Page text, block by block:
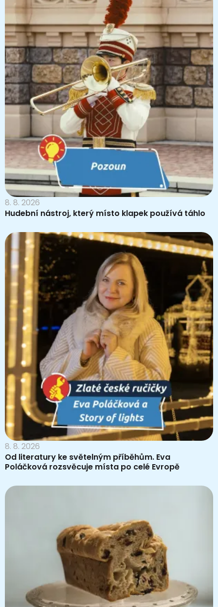
8. 8. 2026
Hudební nástroj, který místo klapek používá táhlo
8. 8. 2026
Od literatury ke světelným příběhům. Eva
Poláčková rozsvěcuje místa po celé Evropě